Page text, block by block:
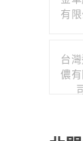
有
台
儂